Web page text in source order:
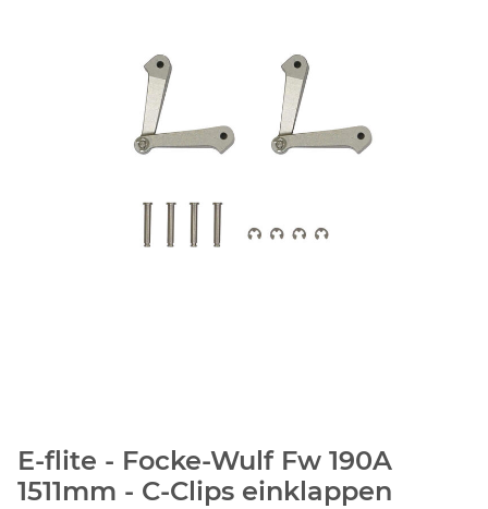
E-flite - Focke-Wulf Fw 190A
1511mm - C-Clips einklappen